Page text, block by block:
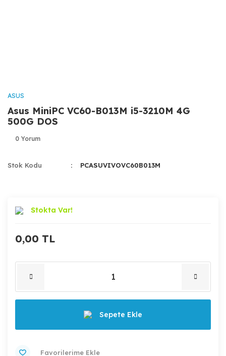
ASUS
Asus MiniPC VC60-B013M i5-3210M 4G
500G DOS
0 Yorum
Stok Kodu PCASUVIVOVC60B013M
Stokta Var!
0,00 TL
Sepete Ekle